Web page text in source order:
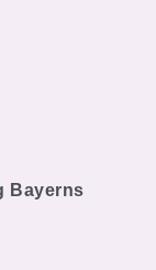
Bayerns